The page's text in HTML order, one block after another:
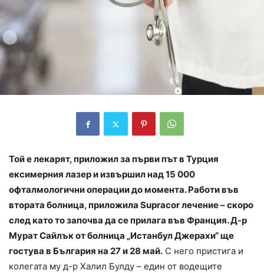
Той е лекарят, приложил за първи път в Турция
ексимерния лазер и извършил над 15 000
офталмологични операции до момента. Работи във
втората болница, приложила Supracor лечение – скоро
след като то започва да се прилага във Франция. Д-р
Мурат Сайлък от болница „Истанбул Джерахи“ ще
гостува в България на 27 и 28 май. С него пристига и
колегата му д-р Халил Булду – един от водещите